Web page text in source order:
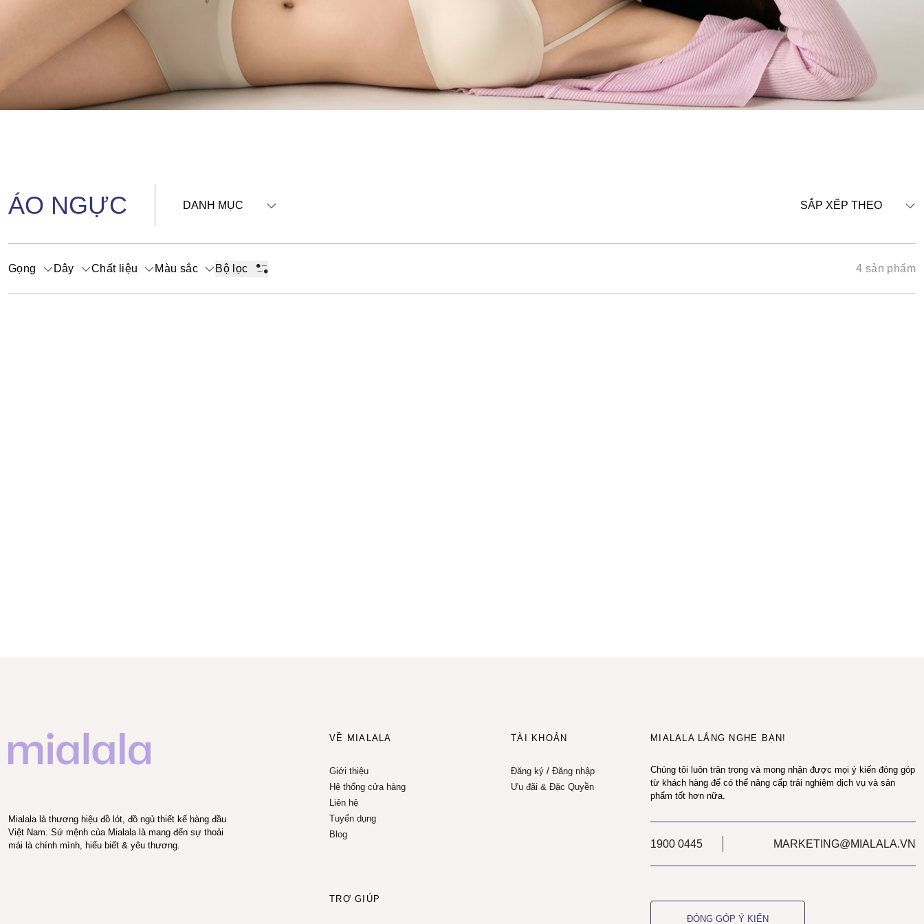
ÁO NGỰC DANH MỤC SẮP XẾP THEO
Gọng Dây Chất liệu Màu sắc Bộ lọc 4 sản phẩm
Mialala là thương hiệu đồ lót, đồ ngủ thiết kế hàng đầu
Việt Nam. Sứ mệnh của Mialala là mang đến sự thoải
mái là chính mình, hiểu biết & yêu thương.
VỀ MIALALA
Giới thiệu
Hệ thống cửa hàng
Liên hệ
Tuyển dụng
Blog
TÀI KHOẢN
Đăng ký/ Đăng nhập
Ưu đãi & Đặc Quyền
TRỢ GIÚP
MIALALA LẮNG NGHE BẠN!
Chúng tôi luôn trân trọng và mong nhận được mọi ý kiến đóng góp
từ khách hàng để có thể nâng cấp trải nghiệm dịch vụ và sản
phẩm tốt hơn nữa.
1900 0445 MARKETING@MIALALA.VN
ĐÓNG GÓP Ý KIẾN